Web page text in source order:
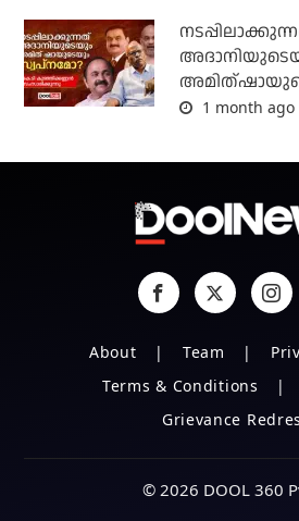
1 month ago
About Team
Terms & Conditions
Grievance
© 2026 DOOL 360